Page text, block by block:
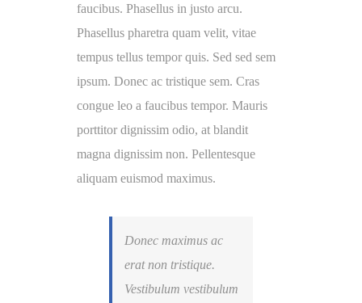
faucibus. Phasellus in justo arcu.
Phasellus pharetra quam velit, vitae
tempus tellus tempor quis. Sed sed sem
ipsum. Donec ac tristique sem. Cras
congue leo a faucibus tempor. Mauris
porttitor dignissim odio, at blandit
magna dignissim non. Pellentesque
aliquam euismod maximus.
Donec maximus ac
erat non tristique.
Vestibulum vestibulum